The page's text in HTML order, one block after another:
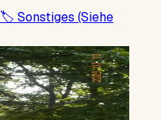
🏷 Sonstiges (Siehe